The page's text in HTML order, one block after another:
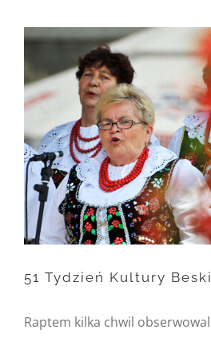
/home/nipo/
content/
on line
Warning: Trying
array offset
/home/nipo/
51 Tydzień
51 Tydzień Kultury
Raptem kilka chwil